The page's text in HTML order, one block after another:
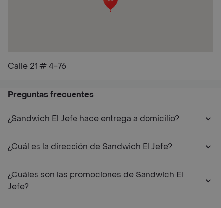
Calle 21 # 4-76
Preguntas frecuentes
¿Sandwich El Jefe hace entrega a domicilio?
¿Cuál es la dirección de Sandwich El Jefe?
¿Cuáles son las promociones de Sandwich El
Jefe?